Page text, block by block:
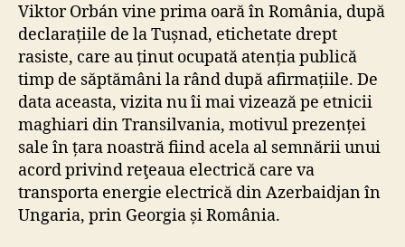
Viktor Orbán vine prima oară în România, după
declarațiile de la Tușnad, etichetate drept
rasiste, care au ținut ocupată atenția publică
timp de săptămâni la rând după afirmațiile. De
data aceasta, vizita nu îi mai vizează pe etnicii
maghiari din Transilvania, motivul prezenței
sale în țara noastră fiind acela al semnării unui
acord privind reţeaua electrică care va
transporta energie electrică din Azerbaidjan în
Ungaria, prin Georgia și România.